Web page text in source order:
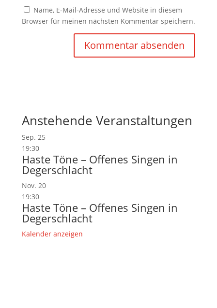
Name, E-Mail-Adresse und Website in diesem
Browser für meinen nächsten Kommentar speichern.
Anstehende Veranstaltungen
Sep. 25
19:30
Haste Töne – Offenes Singen in
Degerschlacht
Nov. 20
19:30
Haste Töne – Offenes Singen in
Degerschlacht
Kalender anzeigen